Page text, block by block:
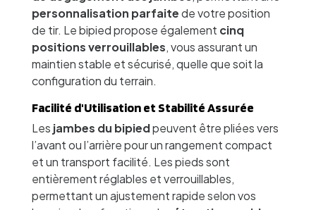
personnalisation parfaitede votre position
de tir. Le bipied propose également cinq
positions verrouillables, vous assurant un
maintien stable et sécurisé, quelle que soit la
configuration du terrain.
Facilité d'Utilisation et Stabilité Assurée
Les jambes du bipiedpeuvent être pliées vers
l’avant ou l’arrière pour un rangement compact
et un transport facilité. Les pieds sont
entièrement réglables et verrouillables,
permettant un ajustement rapide selon vos